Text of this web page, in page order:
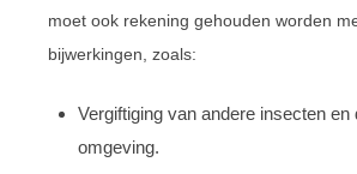
moet ook rekening gehouden worden
bijwerkingen, zoals:
Vergiftiging van andere insecten en
omgeving.